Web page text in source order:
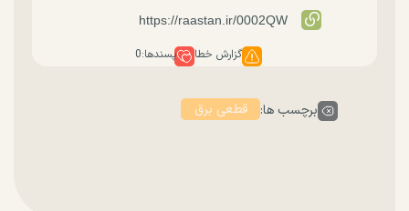
گزارش خطا پسندها:0
برچسب ها: قطعی برق